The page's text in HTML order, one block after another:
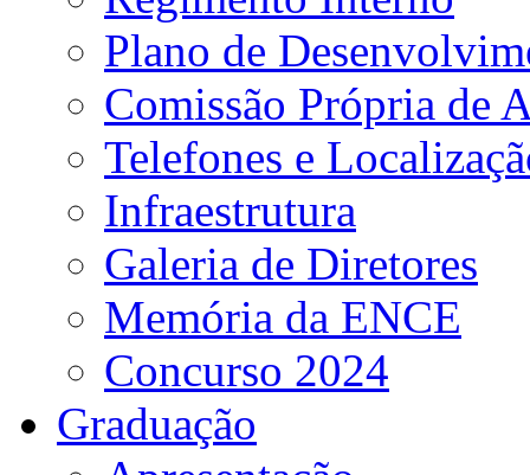
Plano de
Comissão Própria de
Telefones e
Infraestrutura
Galeria de Diretores
Memória da ENCE
Concurso 2024
Graduação